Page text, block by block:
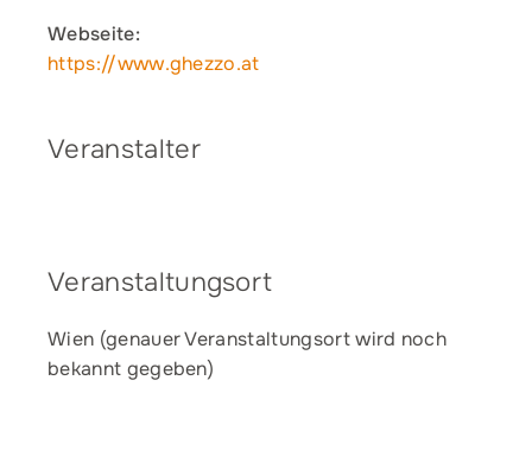
Webseite:
https://www.ghezzo.at
Veranstalter
Veranstaltungsort
Wien (genauer Veranstaltungsort wird noch
bekannt gegeben)